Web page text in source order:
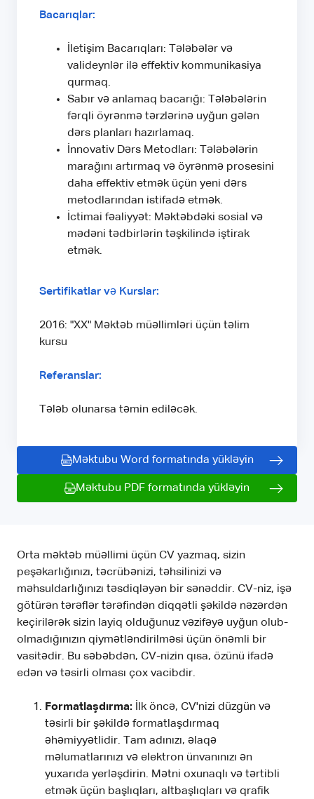
Bacarıqlar:
İletişim Bacarıqları: Tələbələr və
valideynlər ilə effektiv kommunikasiya
qurmaq.
Sabır və anlamaq bacarığı: Tələbələrin
fərqli öyrənmə tərzlərinə uyğun gələn
dərs planları hazırlamaq.
İnnovativ Dərs Metodları: Tələbələrin
marağını artırmaq və öyrənmə prosesini
daha effektiv etmək üçün yeni dərs
metodlarından istifadə etmək.
İctimai fəaliyyət: Məktəbdəki sosial və
mədəni tədbirlərin təşkilində iştirak
etmək.
Sertifikatlar və Kurslar:
2016: "XX" Məktəb müəllimləri üçün təlim
kursu
Referanslar:
Tələb olunarsa təmin ediləcək.
Məktubu Word formatında yükləyin
Məktubu PDF formatında yükləyin
Orta məktəb müəllimi üçün CV yazmaq, sizin
peşəkarlığınızı, təcrübənizi, təhsilinizi və
məhsuldarlığınızı təsdiqləyən bir sənəddir. CV-niz, işə
götürən tərəflər tərəfindən diqqətli şəkildə nəzərdən
keçirilərək sizin layiq olduğunuz vəzifəyə uyğun olub-
olmadığınızın qiymətləndirilməsi üçün önəmli bir
vasitədir. Bu səbəbdən, CV-nizin qısa, özünü ifadə
edən və təsirli olması çox vacibdir.
Formatlaşdırma: İlk öncə, CV'nizi düzgün və
təsirli bir şəkildə formatlaşdırmaq
əhəmiyyətlidir. Tam adınızı, əlaqə
məlumatlarınızı və elektron ünvanınızı ən
yuxarıda yerləşdirin. Mətni oxunaqlı və tərtibli
etmək üçün başlıqları, altbaşlıqları və qrafik